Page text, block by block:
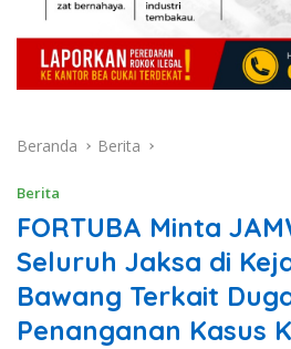
Beranda Berita
Berita
FORTUBA Minta
Seluruh Jaksa di
Bawang Terkait
Penanganan Kasus